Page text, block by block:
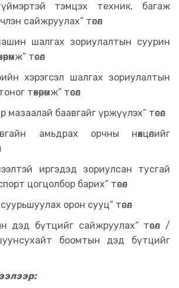
тэмцэх техник, багаж
сайжруулах” төсөл
шалгах зориулалтын суурин
төсөл
хэрэгсэл шалгах зориулалтын
төхөөрөмж” төсөл
мазаалай баавгайг үржүүлэх” төсөл
амьдрах орчны нөхцөлийг
иргэдэд зориулсан тусгай
цогцолбор барих” төсөл
орон сууц” төсөл
дэд бүтцийг сайжруулах” төсөл /
боомтын дэд бүтцийг